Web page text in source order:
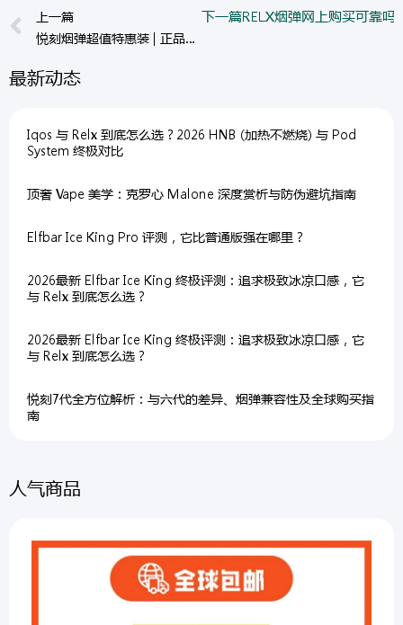
Prev
上一篇
悦刻烟弹超值特惠装 | 正品保障 + 20多口味自由搭配
下一篇RELX烟弹网上购买可靠
最新动态
Iqos 与 Relx 到底怎么选？2026 HNB (加热不燃烧) 与 Pod
System 终极对比
顶奢 Vape 美学：克罗心 Malone 深度赏析与防伪避坑指南
Elfbar Ice King Pro 评测，它比普通版强在哪里？
2026最新 Elfbar Ice King 终极评测：追求极致冰凉口感，它
与 Relx 到底怎么选？
2026最新 Elfbar Ice King 终极评测：追求极致冰凉口感，它
与 Relx 到底怎么选？
悦刻7代全方位解析：与六代的差异、烟弹兼容性及全球购买指
南
人气商品